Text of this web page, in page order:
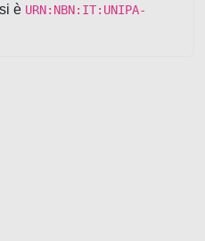
è URN:NBN:IT:UNIPA-